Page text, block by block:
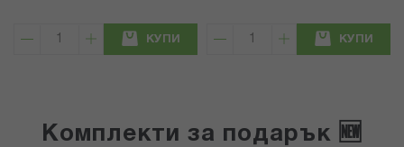
КУПИ КУПИ
Комплекти за подарък 🆕